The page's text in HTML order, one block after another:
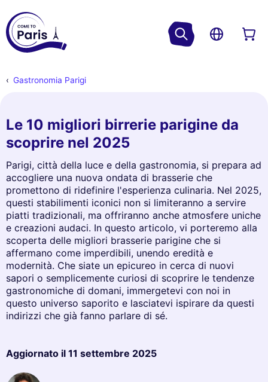
Gastronomia Parigi
Le 10 migliori birrerie parigine da
scoprire nel 2025
Parigi, città della luce e della gastronomia, si prepara ad
accogliere una nuova ondata di brasserie che
promettono di ridefinire l'esperienza culinaria. Nel 2025,
questi stabilimenti iconici non si limiteranno a servire
piatti tradizionali, ma offriranno anche atmosfere uniche
e creazioni audaci. In questo articolo, vi porteremo alla
scoperta delle migliori brasserie parigine che si
affermano come imperdibili, unendo eredità e
modernità. Che siate un epicureo in cerca di nuovi
sapori o semplicemente curiosi di scoprire le tendenze
gastronomiche di domani, immergetevi con noi in
questo universo saporito e lasciatevi ispirare da questi
indirizzi che già fanno parlare di sé.
Aggiornato il 11 settembre 2025